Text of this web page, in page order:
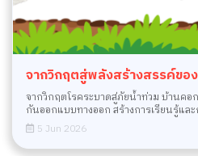
จากวิกฤตสู่พลังสร้างสรรค์ขอ
จากวิกฤตโรคระบาดสู่ภัยน้ำท่วม บ้านคอ
กันออกแบบทางออก สร้างการเรียนรู้แล
5 Jun 2026